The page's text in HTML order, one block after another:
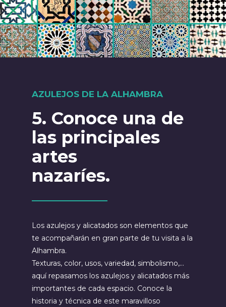
AZULEJOS DE LA ALHAMBRA
5. Conoceuna de
las principales
artes
nazaríes.
Los azulejos y alicatados son elementos que
te acompañarán en gran parte de tu visita a la
Alhambra.
Texturas, color, usos, variedad, simbolismo,…
aquí repasamos los azulejos y alicatados más
importantes de cada espacio. Conoce la
historia y técnica de este maravilloso